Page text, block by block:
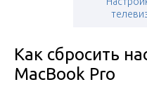
Как сбросить
MacBook Pro